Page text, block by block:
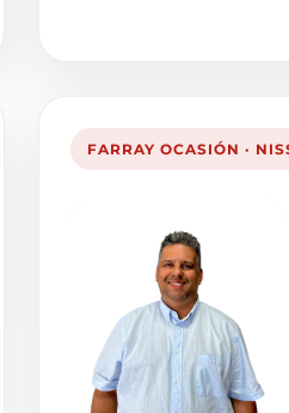
FARRAY OCASIÓN ·